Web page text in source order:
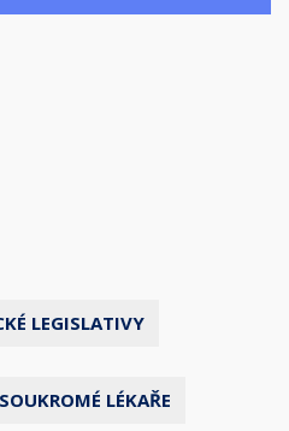
LEGISLATIVY
LÉKAŘE